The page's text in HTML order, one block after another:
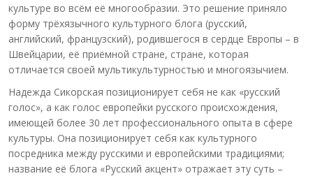
культуре во всём её многообразии. Это решение приняло
форму трёхязычного культурного блога (русский,
английский, французский), родившегося в сердце Европы – в
Швейцарии, её приёмной стране, стране, которая
отличается своей мультикультурностью и многоязычием.
Надежда Сикорская позиционирует себя не как «русский
голос», а как голос европейки русского происхождения,
имеющей более 30 лет профессионального опыта в сфере
культуры. Она позиционирует себя как культурного
посредника между русскими и европейскими традициями;
название её блога «Русский акцент» отражает эту суть –